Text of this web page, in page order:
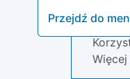
Przejdź do
Nasza